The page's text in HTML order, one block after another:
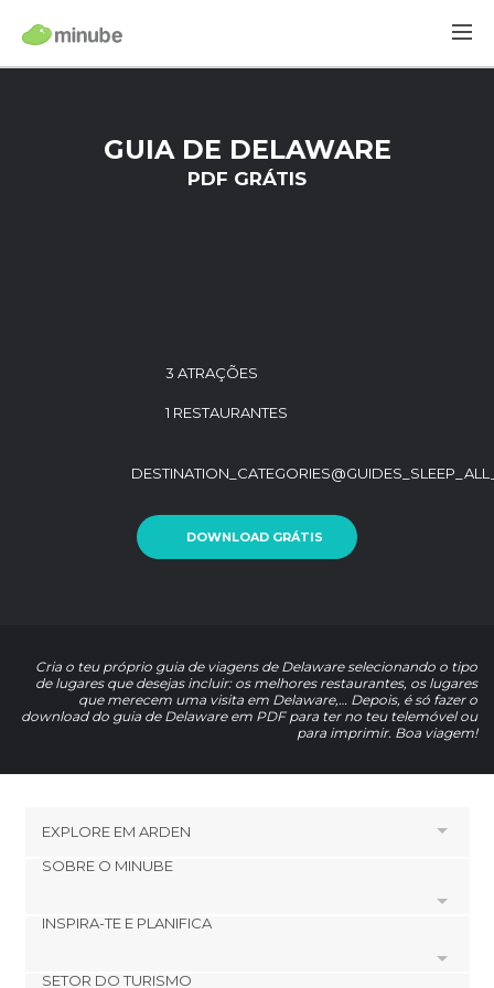
GUIA DE DELAWARE
PDF GRÁTIS
3 ATRAÇÕES
1 RESTAURANTES
DOWNLOAD GRÁTIS
Cria o teu próprio guia de viagens de Delaware selecionando o tipo
de lugares que desejas incluir: os melhores restaurantes, os lugares
que merecem uma visita em Delaware,… Depois, é só fazer o
download do guia de Delaware em PDF para ter no teu telemóvel ou
para imprimir. Boa viagem!
EXPLORE EM ARDEN
Hotéis em Claymont
Hotéis em Chester Heights
SOBRE O MINUBE
Cookies
INSPIRA-TE E PLANIFICA
SETOR DO TURISMO